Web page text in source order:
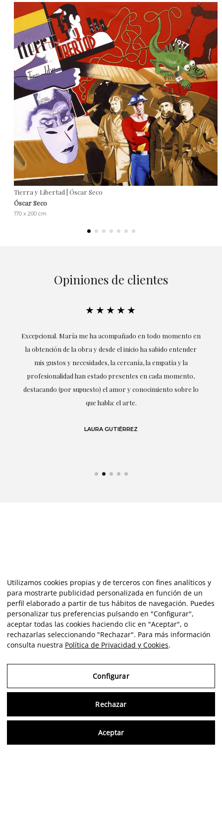
Tierra y Libertad | Óscar Seco
Óscar Seco
170 x 200 cm
Opiniones de clientes
★★★★★
Excepcional. María me ha acompañado en todo momento en
la obtención de la obra y desde el inicio ha sabido entender
mis gustos y necesidades, la cercanía, la empatía y la
profesionalidad han estado presentes en cada momento,
destacando (por supuesto) el amor y conocimiento sobre lo
que habla: el arte.
LAURA GUTIÉRREZ
Utilizamos cookies propias y de terceros con fines analíticos y
para mostrarte publicidad personalizada en función de un
perfil elaborado a partir de tus hábitos de navegación. Puedes
personalizar tus preferencias pulsando en "Configurar",
aceptar todas las cookies haciendo clic en "Aceptar", o
rechazarlas seleccionando "Rechazar". Para más información
consulta nuestra Política de Privacidad y Cookies.
Configurar
Rechazar
Aceptar